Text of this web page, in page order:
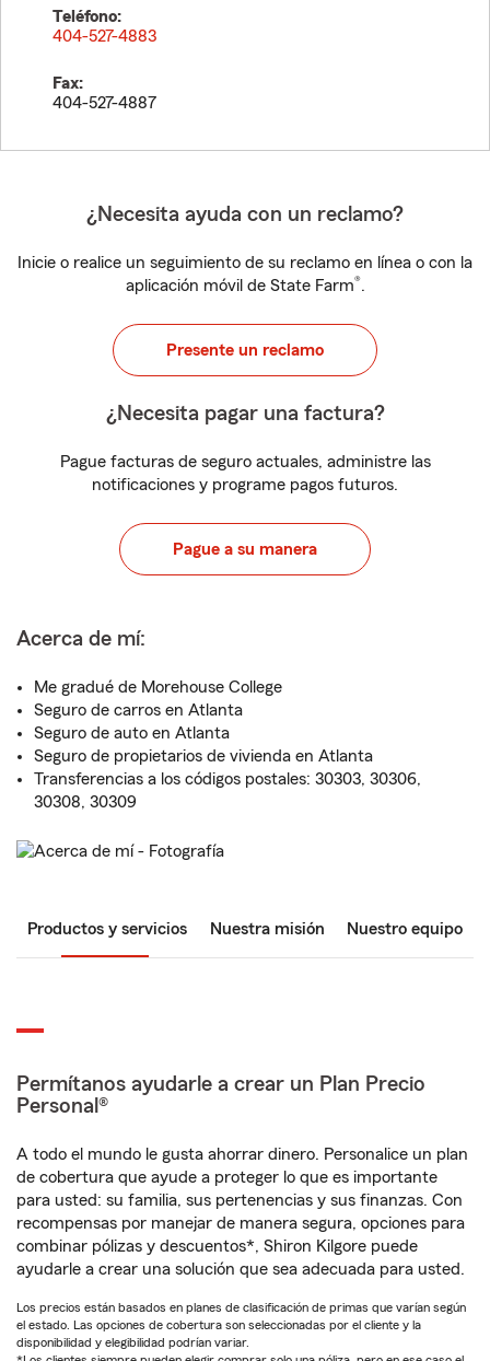
Teléfono:
404-527-4883
Fax:
404-527-4887
¿Necesita ayuda con un reclamo?
Inicie o realice un seguimiento de su reclamo en línea o con la
aplicación móvil de State Farm®.
Presente un reclamo
¿Necesita pagar una factura?
Pague facturas de seguro actuales, administre las
notificaciones y programe pagos futuros.
Pague a su manera
Acerca de mí:
Me gradué de Morehouse College
Seguro de carros en Atlanta
Seguro de auto en Atlanta
Seguro de propietarios de vivienda en Atlanta
Transferencias a los códigos postales: 30303, 30306,
30308, 30309
Productos y servicios Nuestra misión Nuestro equipo
Permítanos ayudarle a crear un Plan Precio
Personal®
A todo el mundo le gusta ahorrar dinero. Personalice un plan
de cobertura que ayude a proteger lo que es importante
para usted: su familia, sus pertenencias y sus finanzas. Con
recompensas por manejar de manera segura, opciones para
combinar pólizas y descuentos*, Shiron Kilgore puede
ayudarle a crear una solución que sea adecuada para usted.
Los precios están basados en planes de clasificación de primas que varían según
el estado. Las opciones de cobertura son seleccionadas por el cliente y la
disponibilidad y elegibilidad podrían variar.